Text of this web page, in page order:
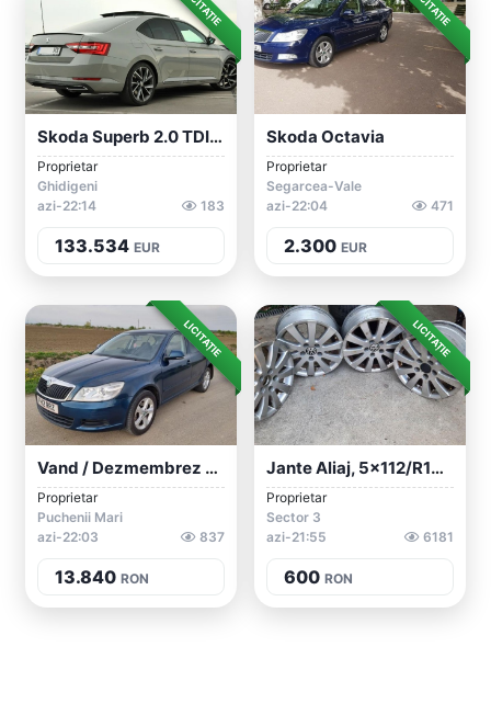
Skoda Superb 2.0 TDI 4X4 DSG
Proprietar
Ghidigeni
azi-22:14
183
133.534 EUR
Skoda Octavia
Proprietar
Segarcea-Vale
azi-22:04
471
2.300 EUR
LICITAȚIE
Vand / Dezmembrez Skoda Octavia 2 Faceli...
Proprietar
Puchenii Mari
azi-22:03
837
13.840 RON
LICITAȚIE
Jante Aliaj, 5x112/R16, Vw Audi, Skoda,...
Proprietar
Sector 3
azi-21:55
6181
600 RON